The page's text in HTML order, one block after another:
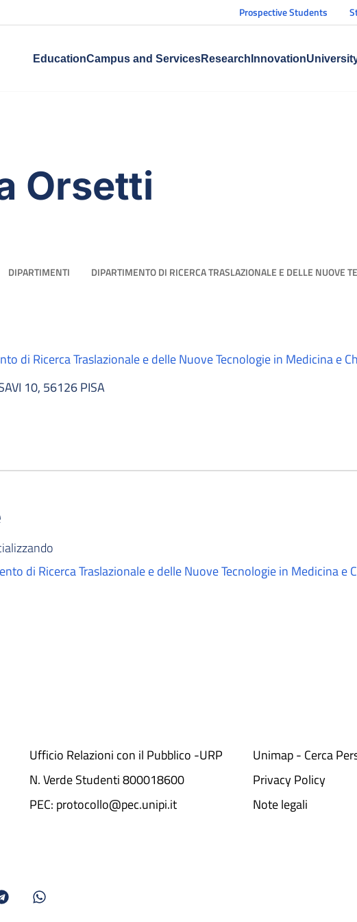
Prospective Students
EducationCampus and ServicesResearch Innovation
Orsetti
DIPARTIMENTI DIPARTIMENTO DI RICERCA TRASLAZIONALE E DELLE NUOVE
di Ricerca Traslazionale e delle Nuove Tecnologie in Medicina e
10, 56126 PISA
di Ricerca Traslazionale e delle Nuove Tecnologie in Medicina e
Ufficio Relazioni con il Pubblico -URP
N. Verde Studenti 800018600​
PEC: protocollo@pec.unipi.it
Unimap - Cerca
Privacy Policy
Note legali